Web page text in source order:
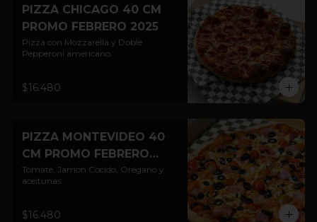
PIZZA CHICAGO 40 CM
PROMO FEBRERO 2025
Pizza con Mozzarella y Doble
Pepperoni americano.
$16.480
PIZZA MONTEVIDEO 40
CM PROMO FEBRERO
2025
Tomate, Jamon Cocido, Oregano y
aceitunas
$16.480